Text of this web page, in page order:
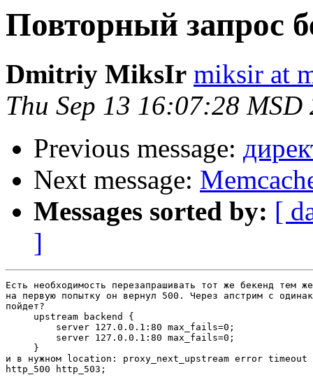
Повторный запрос
Dmitriy MiksIr miksir at
Thu Sep 13 16:07:28 MSD
Previous message:
Next message:
Messages sorted by: [
]
Есть необходимость перезапрашивать тот же бекенд тем
на первую попытку он вернул 500. Через апстрим с
пойдет?
     upstream backend {
         server 127.0.0.1:80 max_fails=0;
         server 127.0.0.1:80 max_fails=0;
     }
и в нужном location: proxy_next_upstream error
http_500 http_503;